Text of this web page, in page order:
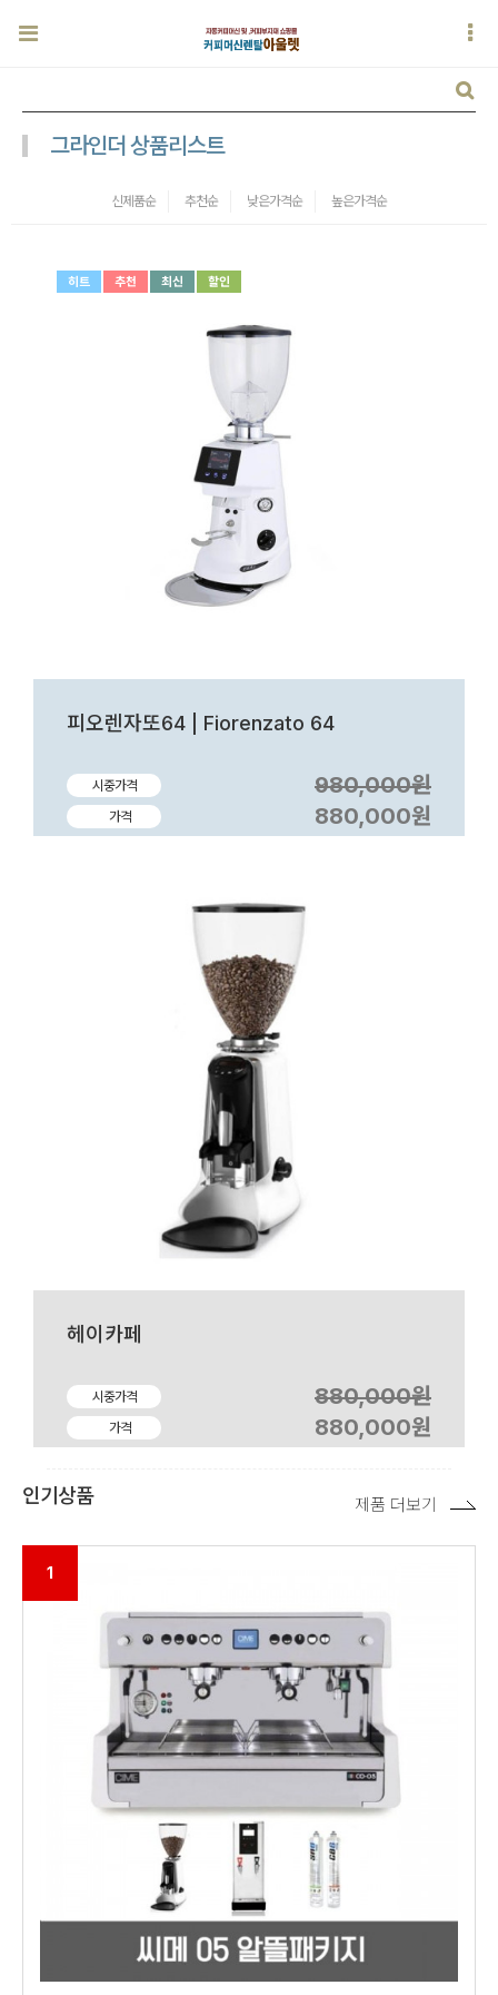
그라인더 상품리스트
신제품순 추천순 낮은가격순 높은가격순
피오렌자또64 | Fiorenzato 64
시중가격 980,000원
가격 880,000원
히트 추천 최신 할인
헤이카페
시중가격 880,000원
가격 880,000원
인기상품
1
제품 더보기